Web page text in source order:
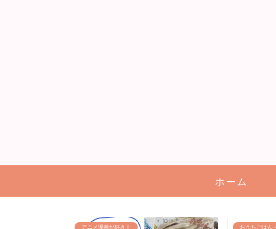
ホーム
おうちごはん・スイーツ ハンドメイド